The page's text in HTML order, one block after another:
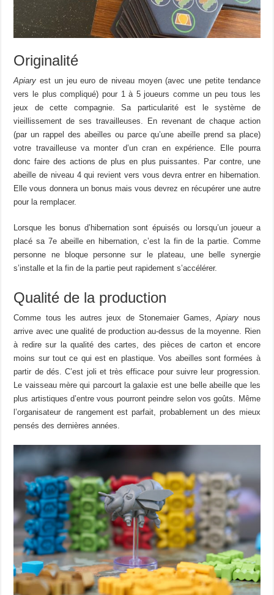
Originalité
Apiary est un jeu euro de niveau moyen (avec une petite tendance
vers le plus compliqué) pour 1 à 5 joueurs comme un peu tous les
jeux de cette compagnie. Sa particularité est le système de
vieillissement de ses travailleuses. En revenant de chaque action
(par un rappel des abeilles ou parce qu’une abeille prend sa place)
votre travailleuse va monter d’un cran en expérience. Elle pourra
donc faire des actions de plus en plus puissantes. Par contre, une
abeille de niveau 4 qui revient vers vous devra entrer en hibernation.
Elle vous donnera un bonus mais vous devrez en récupérer une autre
pour la remplacer.
Lorsque les bonus d’hibernation sont épuisés ou lorsqu’un joueur a
placé sa 7e abeille en hibernation, c’est la fin de la partie. Comme
personne ne bloque personne sur le plateau, une belle synergie
s’installe et la fin de la partie peut rapidement s’accélérer.
Qualité de la production
Comme tous les autres jeux de Stonemaier Games,Apiary nous
arrive avec une qualité de production au-dessus de la moyenne. Rien
à redire sur la qualité des cartes, des pièces de carton et encore
moins sur tout ce qui est en plastique. Vos abeilles sont formées à
partir de dés. C’est joli et très efficace pour suivre leur progression.
Le vaisseau mère qui parcourt la galaxie est une belle abeille que les
plus artistiques d’entre vous pourront peindre selon vos goûts. Même
l’organisateur de rangement est parfait, probablement un des mieux
pensés des dernières années.